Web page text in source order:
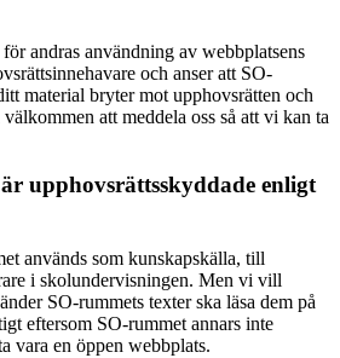
andras användning av webbplatsens
och anser att SO-
material bryter mot upphovsrätten och
att meddela oss så att vi kan ta
upphovsrättsskyddade enligt
används som kunskapskälla, till
i skolundervisningen. Men vi vill
SO-rummets texter ska läsa dem på
eftersom SO-rummet annars inte
vara en öppen webbplats.